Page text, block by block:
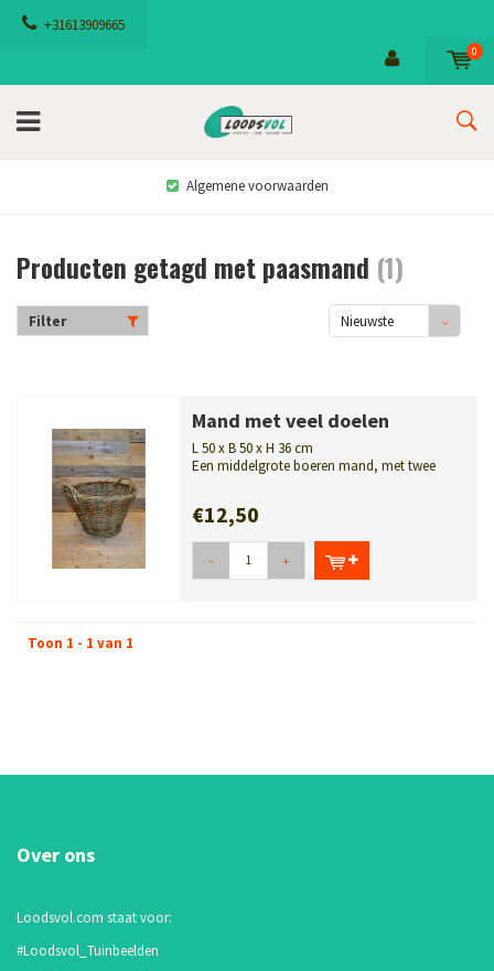
+31613909665
0
Algemene voorwaarden
Producten getagd met paasmand (1)
Filter
Nieuwste
Mand met veel doelen
L 50 x B 50 x H 36 cm
Een middelgrote boeren mand, met twee
€12,50
- +
Toon 1 - 1 van 1
Over ons
Loodsvol.com staat voor:
#Loodsvol_Tuinbeelden